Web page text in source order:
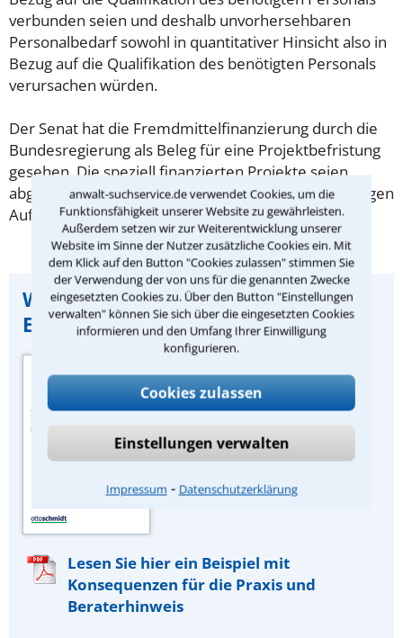
anwalt-suchservice.de verwendet Cookies, um die
Funktionsfähigkeit unserer Website zu gewährleisten.
Außerdem setzen wir zur Weiterentwicklung unserer
Website im Sinne der Nutzer zusätzliche Cookies ein. Mit
dem Klick auf den Button "Cookies zulassen" stimmen Sie
der Verwendung der von uns für die genannten Zwecke
eingesetzten Cookies zu. Über den Button "Einstellungen
verwalten" können Sie sich über die eingesetzten Cookies
informieren und den Umfang Ihrer Einwilligung
konfigurieren.
Cookies zulassen
Einstellungen verwalten
Impressum ⁃ Datenschutzerklärung
verbunden seien und deshalb unvorhersehbaren
Personalbedarf sowohl in quantitativer Hinsicht also in
Bezug auf die Qualifikation des benötigten Personals
verursachen würden.
Der Senat hat die Fremdmittelfinanzierung durch die
Bundesregierung als Beleg für eine Projektbefristung
gesehen. Die speziell finanzierten Projekte seien
abgrenzbare Sonderaufgaben, die sich von den übrigen
Aufgaben der Beklagten unterschieden.
Wichtiger Hinweis zu dieser
Entscheidung:
Urteilszusammenfassung:
Zeitschrift „Arbeits-
Rechtsberater“ des
juristischen Fachverlags Dr.
Lesen Sie hier ein Beispiel mit
Konsequenzen für die Praxis und
Beraterhinweis